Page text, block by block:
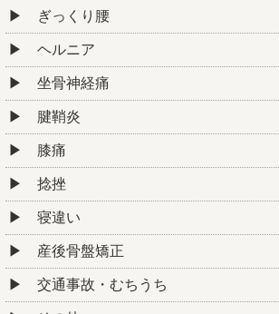
ぎっくり腰
ヘルニア
坐骨神経痛
腱鞘炎
膝痛
捻挫
寝違い
産後骨盤矯正
交通事故・むちうち